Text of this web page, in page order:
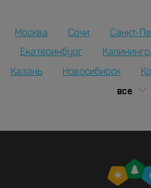
Москва Сочи Санкт-
Екатеринбург
Казань Новосибирск
все